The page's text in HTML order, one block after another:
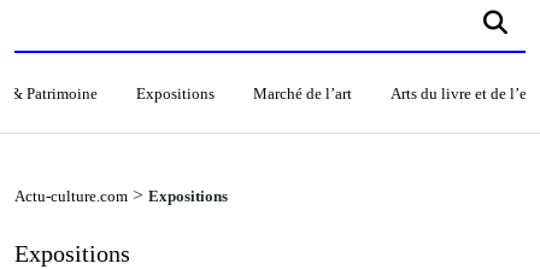
& Patrimoine Expositions Marché de l’art Arts du livre et de
Actu-culture.com > Expositions
Expositions